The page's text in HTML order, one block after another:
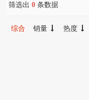
筛选出 0 条数据
综合 销量 热度